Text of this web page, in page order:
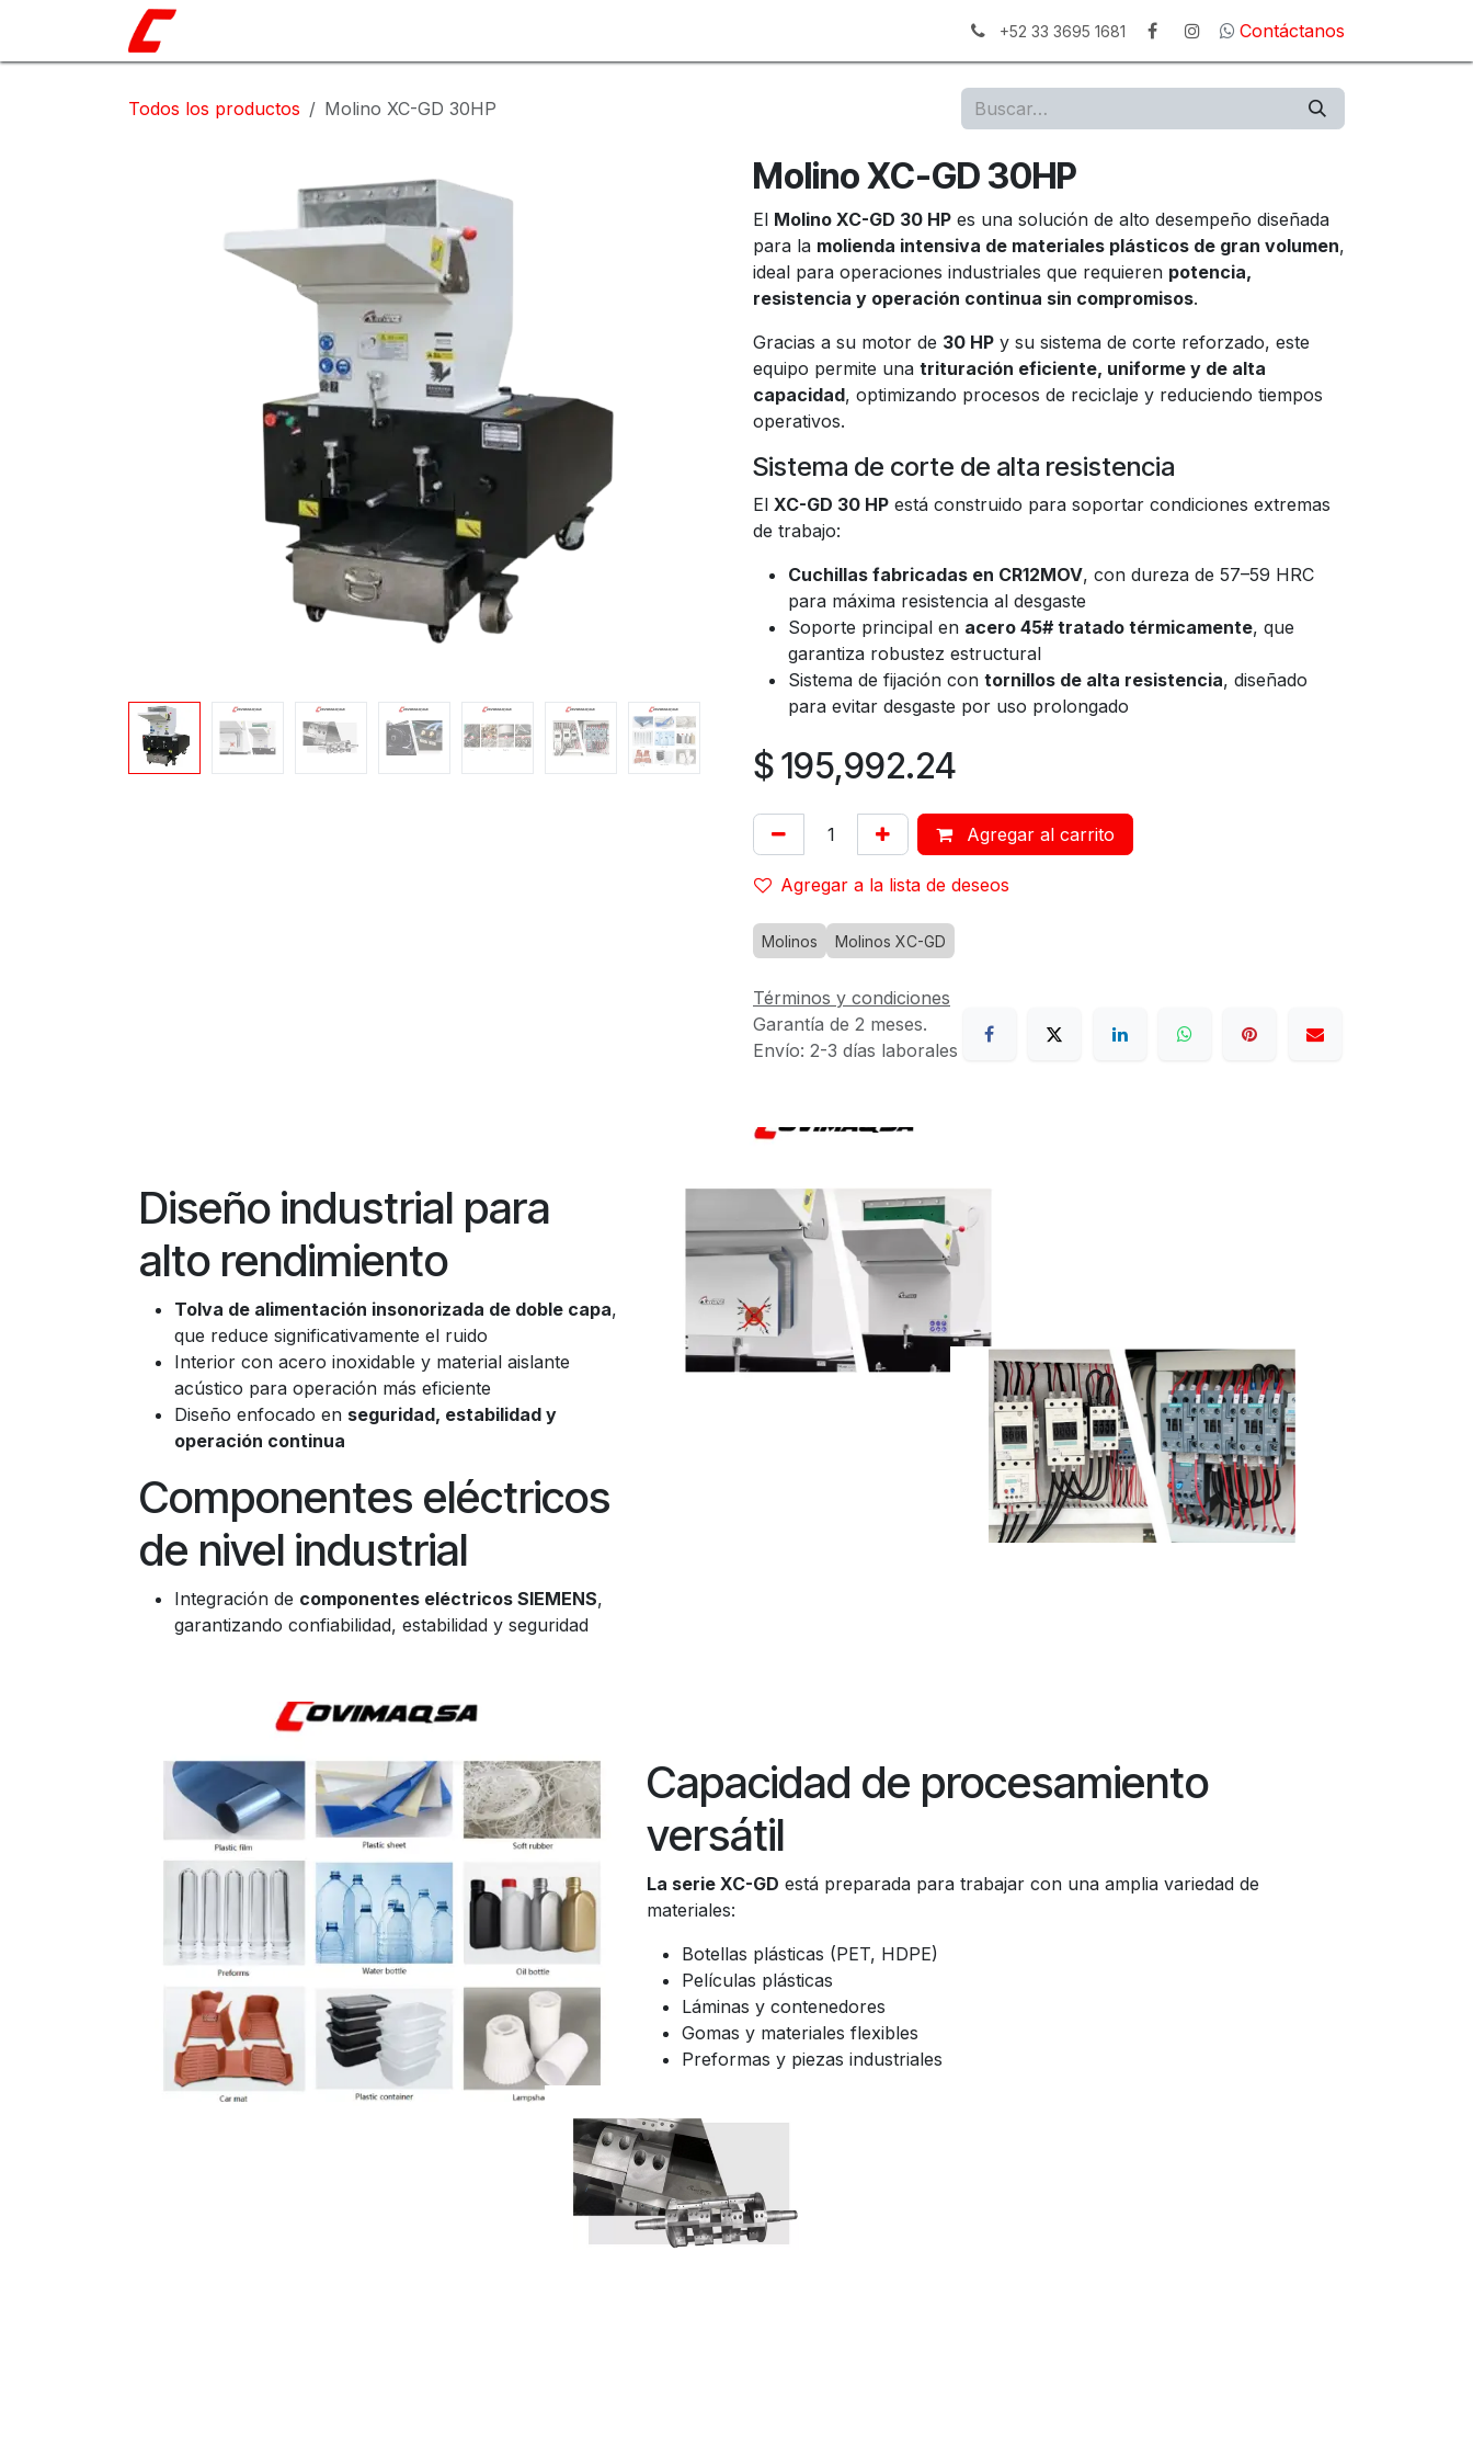
+52 33 3695 1681 Contáctanos
Todos los productos Molino XC-GD 30HP
Molino XC-GD 30HP
El Molino XC-GD 30 HP es una solución de alto desempeño diseñada
para la molienda intensiva de materiales plásticos de gran volumen,
ideal para operaciones industriales que requieren potencia,
resistencia y operación continua sin compromisos.
Gracias a su motor de 30 HP y su sistema de corte reforzado, este
equipo permite una trituración eficiente, uniforme y de alta
capacidad, optimizando procesos de reciclaje y reduciendo tiempos
operativos.
Sistema de corte de alta resistencia
El XC-GD 30 HP está construido para soportar condiciones extremas
de trabajo:
Cuchillas fabricadas en CR12MOV, con dureza de 57–59 HRC
para máxima resistencia al desgaste
Soporte principal en acero 45# tratado térmicamente, que
garantiza robustez estructural
Sistema de fijación con tornillos de alta resistencia, diseñado
para evitar desgaste por uso prolongado
$195,992.24
Agregar al carrito
Agregar a la lista de deseos
Molinos Molinos XC-GD
Términos y condiciones
Garantía de 2 meses.
Envío: 2-3 días laborales
Diseño industrial para
alto rendimiento
Tolva de alimentación insonorizada de doble capa,
que reduce significativamente el ruido
Interior con acero inoxidable y material aislante
acústico para operación más eficiente
Diseño enfocado en seguridad, estabilidad y
operación continua
Componentes eléctricos
de nivel industrial
Integración de componentes eléctricos SIEMENS,
garantizando confiabilidad, estabilidad y seguridad
Capacidad de procesamiento
versátil
La serie XC-GD está preparada para trabajar con una amplia variedad de
materiales:
Botellas plásticas (PET, HDPE)
Películas plásticas
Láminas y contenedores
Gomas y materiales flexibles
Preformas y piezas industriales